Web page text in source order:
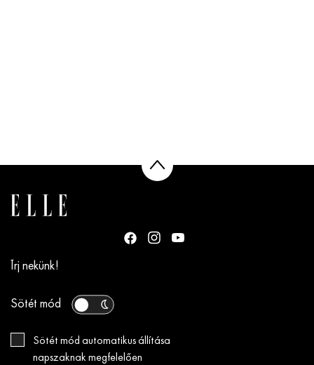
Írj nekünk!
Sötét mód
Sötét mód automatikus állítása
napszaknak megfelelően